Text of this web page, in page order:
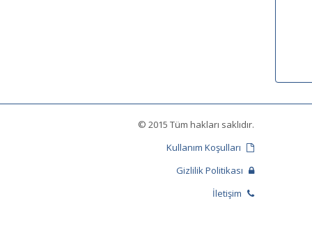
© 2015 Tüm hakları saklıdır.
Kullanım Koşulları
Gizlilik Politikası
İletişim